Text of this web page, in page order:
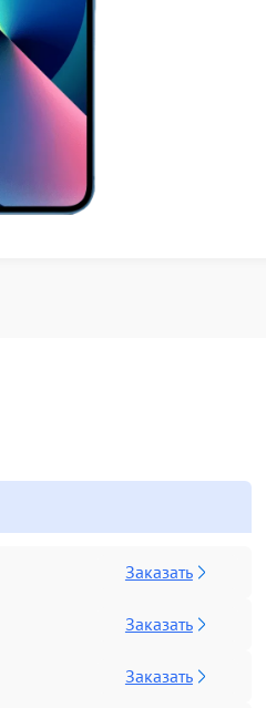
Заказать
Заказать
Заказать